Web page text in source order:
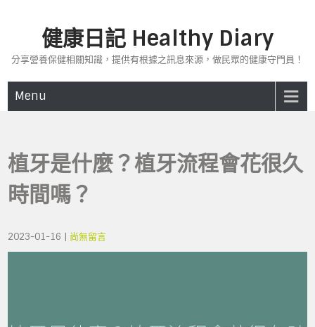
健康日記 Healthy Diary
分享營養保健相關知識，提供有根據之訊息來源，做民眾的健康守門員！
Menu
植牙是什麼？植牙流程會花很久
時間嗎？
2023-01-16 | 尚無留言